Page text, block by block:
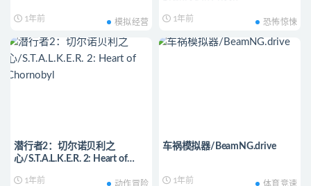
1年前 模拟经营 1年前 恐怖惊悚
潜行者2：切尔诺贝利之
心/S.T.A.L.K.E.R. 2: Heart of
1年前 动作冒险
车祸模拟器/BeamNG.drive
1年前 体育竞速